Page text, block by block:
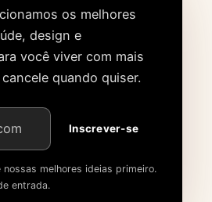
os melhores
design e
você viver com mais
quando quiser.
Inscrever-se
melhores ideias primeiro.
entrada.